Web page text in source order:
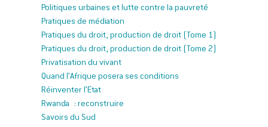
Politiques urbaines et lutte contre la pauvreté
Pratiques de médiation
Pratiques du droit, production de droit (Tome 1)
Pratiques du droit, production de droit (Tome 2)
Privatisation du vivant
Quand l’Afrique posera ses conditions
Réinventer l’Etat
Rwanda : reconstruire
Savoirs du Sud